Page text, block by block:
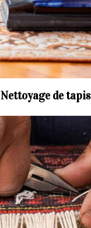
Nettoyage de tapis